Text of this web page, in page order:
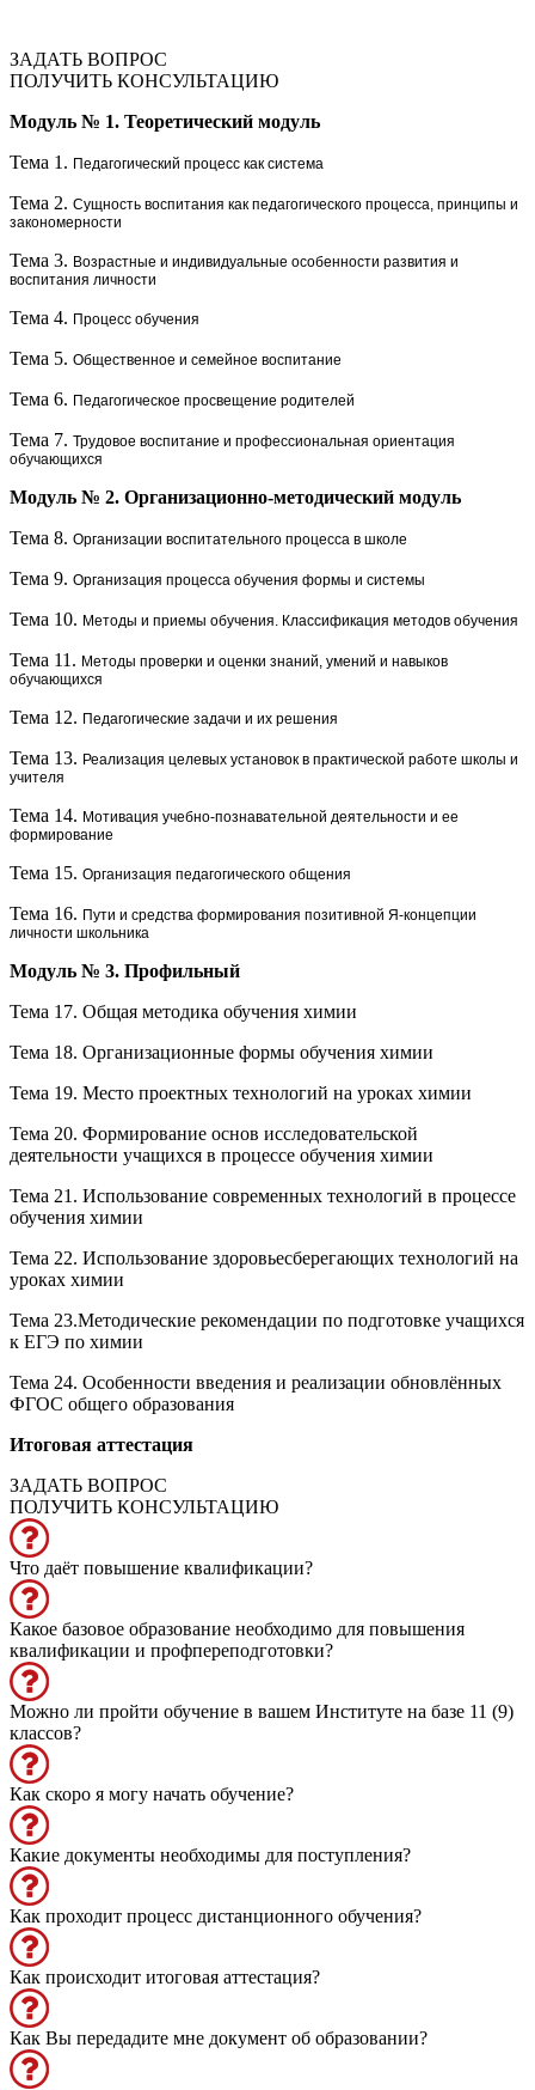
ЗАДАТЬ ВОПРОС
ПОЛУЧИТЬ КОНСУЛЬТАЦИЮ
Модуль № 1. Теоретический модуль
Тема 1. Педагогический процесс как система
Тема 2. Сущность воспитания как педагогического процесса, принципы и
закономерности
Тема 3. Возрастные и индивидуальные особенности развития и
воспитания личности
Тема 4. Процесс обучения
Тема 5. Общественное и семейное воспитание
Тема 6. Педагогическое просвещение родителей
Тема 7. Трудовое воспитание и профессиональная ориентация
обучающихся
Модуль № 2. Организационно-методический модуль
Тема 8. Организации воспитательного процесса в школе
Тема 9. Организация процесса обучения формы и системы
Тема 10. Методы и приемы обучения. Классификация методов обучения
Тема 11. Методы проверки и оценки знаний, умений и навыков
обучающихся
Тема 12. Педагогические задачи и их решения
Тема 13. Реализация целевых установок в практической работе школы и
учителя
Тема 14. Мотивация учебно-познавательной деятельности и ее
формирование
Тема 15. Организация педагогического общения
Тема 16. Пути и средства формирования позитивной Я-концепции
личности школьника
Модуль № 3. Профильный
Тема 17. Общая методика обучения химии
Тема 18. Организационные формы обучения химии
Тема 19. Место проектных технологий на уроках химии
Тема 20. Формирование основ исследовательской
деятельности учащихся в процессе обучения химии
Тема 21. Использование современных технологий в процессе
обучения химии
Тема 22. Использование здоровьесберегающих технологий на
уроках химии
Тема 23.Методические рекомендации по подготовке учащихся
к ЕГЭ по химии
Тема 24. Особенности введения и реализации обновлённых
ФГОС общего образования
Итоговая аттестация
ЗАДАТЬ ВОПРОС
ПОЛУЧИТЬ КОНСУЛЬТАЦИЮ
Что даёт повышение квалификации?
Какое базовое образование необходимо для повышения
квалификации и профпереподготовки?
Можно ли пройти обучение в вашем Институте на базе 11 (9)
классов?
Как скоро я могу начать обучение?
Какие документы необходимы для поступления?
Как проходит процесс дистанционного обучения?
Как происходит итоговая аттестация?
Как Вы передадите мне документ об образовании?